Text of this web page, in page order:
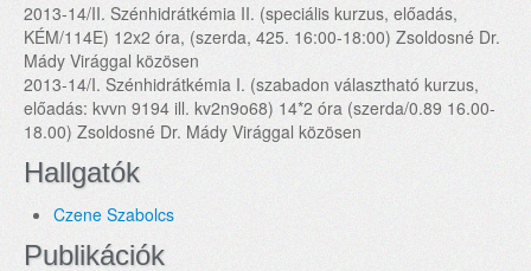
2013-14/II. Szénhidrátkémia II. (speciális kurzus, előadás,
KÉM/114E) 12x2 óra, (szerda, 425. 16:00-18:00) Zsoldosné Dr.
Mády Virággal közösen
2013-14/I. Szénhidrátkémia I. (szabadon választható kurzus,
előadás: kvvn 9194 ill. kv2n9o68) 14*2 óra (szerda/0.89 16.00-
18.00) Zsoldosné Dr. Mády Virággal közösen
Hallgatók
Czene Szabolcs
Publikációk